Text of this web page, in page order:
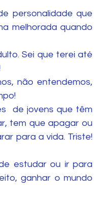
personalidade que
melhorada quando
Sei que terei até
não entendemos,
de jovens que têm
tem que apagar ou
para a vida. Triste!
estudar ou ir para
ganhar o mundo